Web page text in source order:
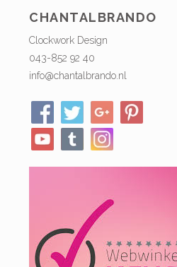
CHANTALBRANDO
Clockwork Design
043-852 92 40
info@chantalbrando.nl